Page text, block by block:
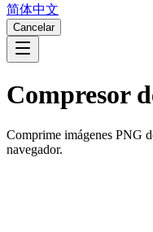
简体中文
Cancelar
Compresor
Comprime imágenes PNG
navegador.